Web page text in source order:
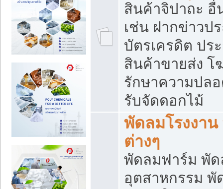
สินค้าจิปาถะ อื่
เช่น ฝากข่าวป
บัตรเครดิต ปร
สินค้าขายส่ง
รักษาความปล
รับจัดดอกไม้
พัดลมโรงงา
ต่างๆ
พัดลมฟาร์ม พัด
อุตสาหกรรม